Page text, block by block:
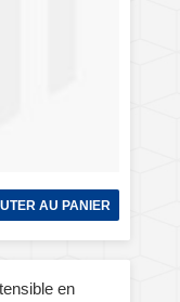
AU PANIER
en